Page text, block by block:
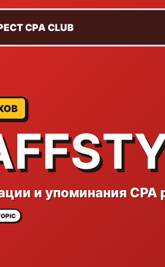
CPA CLUB
и упоминания